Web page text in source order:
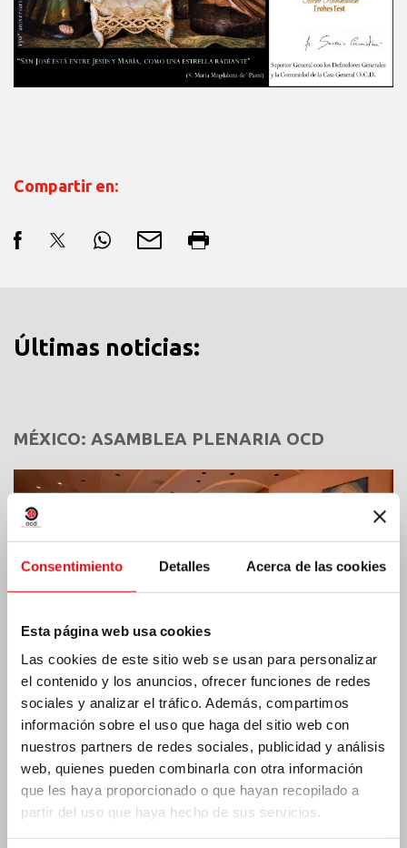
Consentimiento Detalles Acerca de las cookies
Esta página web usa cookies
Las cookies de este sitio web se usan para personalizar
el contenido y los anuncios, ofrecer funciones de redes
sociales y analizar el tráfico. Además, compartimos
información sobre el uso que haga del sitio web con
nuestros partners de redes sociales, publicidad y análisis
web, quienes pueden combinarla con otra información
que les haya proporcionado o que hayan recopilado a
partir del uso que haya hecho de sus servicios.
Compartir en:
Últimas noticias:
MÉXICO: ASAMBLEA PLENARIA OCD
India: Bendición e inauguración del «Lumen
Carmeli»